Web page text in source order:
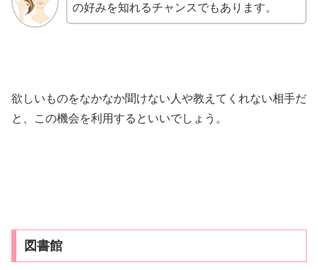
の好みを知れるチャンスでもあります。
欲しいものをなかなか聞けない人や教えてくれない相手だ
と、この機会を利用するといいでしょう。
図書館